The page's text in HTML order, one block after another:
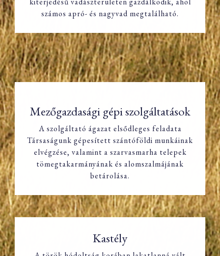
számos apró- és nagyvad megtalálható.
Mezőgazdasági gépi szolgáltatások
Mezőgazdasági gépi szolgáltatások
A szolgáltató ágazat elsődleges feladata
Társaságunk gépesített szántóföldi munkáinak
elvégzése, valamint a szarvasmarha telepek
tömegtakarmányának és alomszalmájának
betárolása.
Kastély